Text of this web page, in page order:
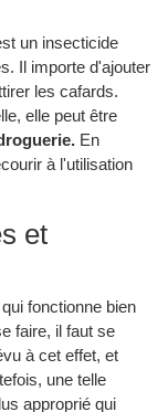
un insecticide
Il importe d'ajouter
les cafards.
elle peut être
En
à l'utilisation
et
fonctionne bien
faire, il faut se
à cet effet, et
une telle
approprié qui